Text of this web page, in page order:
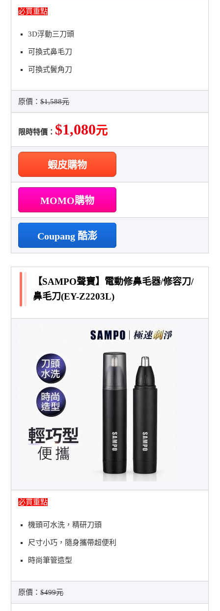
必買重點
3D浮動三刀頭
可換式鼻毛刀
可換式鬢角刀
原價：$1,588元
限時特價： $1,080元
蝦皮購物
MOMO購物
Coupang 酷澎
【SAMPO聲寶】電動修鼻毛器/修容刀/
鼻毛刀(EY-Z2203L)
必買重點
機頭可水洗，精研刀頭
尺寸小巧，隨身攜帶超便利
時尚筆管造型
原價：$499元